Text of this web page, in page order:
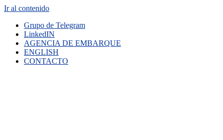
Ir al contenido
Grupo de Telegram
LinkedIN
AGENCIA DE EMBARQUE
ENGLISH
CONTACTO